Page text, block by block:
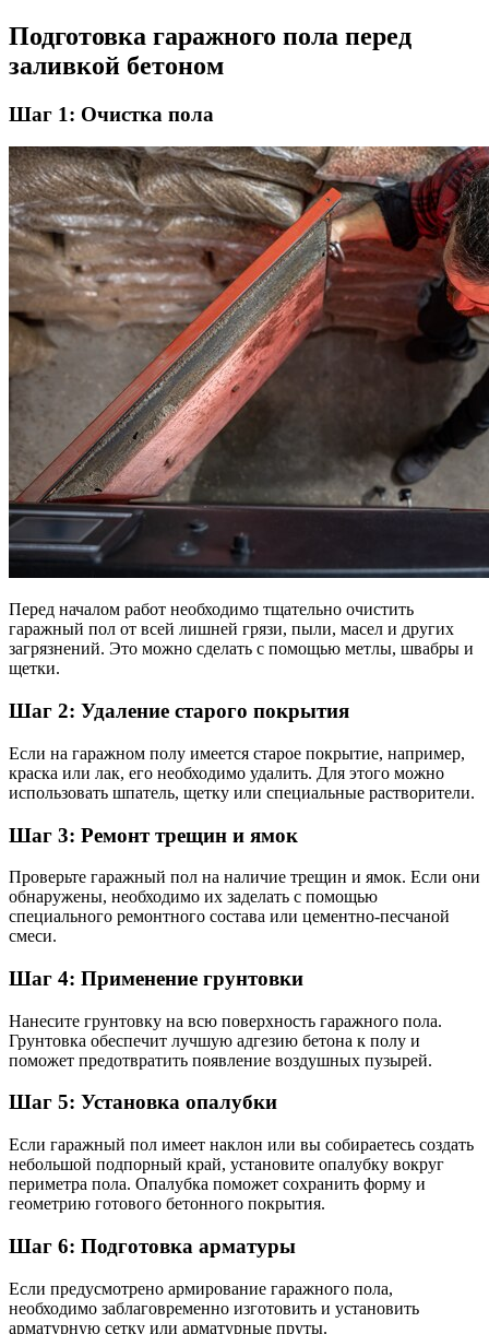
Подготовка гаражного пола перед
заливкой бетоном
Шаг 1: Очистка пола
Перед началом работ необходимо тщательно очистить
гаражный пол от всей лишней грязи, пыли, масел и других
загрязнений. Это можно сделать с помощью метлы, швабры и
щетки.
Шаг 2: Удаление старого покрытия
Если на гаражном полу имеется старое покрытие, например,
краска или лак, его необходимо удалить. Для этого можно
использовать шпатель, щетку или специальные растворители.
Шаг 3: Ремонт трещин и ямок
Проверьте гаражный пол на наличие трещин и ямок. Если они
обнаружены, необходимо их заделать с помощью
специального ремонтного состава или цементно-песчаной
смеси.
Шаг 4: Применение грунтовки
Нанесите грунтовку на всю поверхность гаражного пола.
Грунтовка обеспечит лучшую адгезию бетона к полу и
поможет предотвратить появление воздушных пузырей.
Шаг 5: Установка опалубки
Если гаражный пол имеет наклон или вы собираетесь создать
небольшой подпорный край, установите опалубку вокруг
периметра пола. Опалубка поможет сохранить форму и
геометрию готового бетонного покрытия.
Шаг 6: Подготовка арматуры
Если предусмотрено армирование гаражного пола,
необходимо заблаговременно изготовить и установить
арматурную сетку или арматурные пруты.